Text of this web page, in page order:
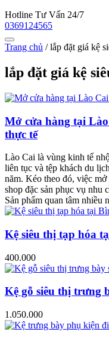
Hotline Tư Vấn 24/7
0369124565
Trang chủ /lắp đặt giá kệ
lắp đặt giá kệ
Mở cửa hàng tại
thực tế
Lào Cai là vùng kinh tế
liên tục và tệp khách du
năm. Kéo theo đó, việc
shop đặc sản phục vụ
Sản phẩm quan tâm nhiều
Kệ siêu thị tạp hóa
400.000
Kệ gỗ siêu thị trưng
1.050.000